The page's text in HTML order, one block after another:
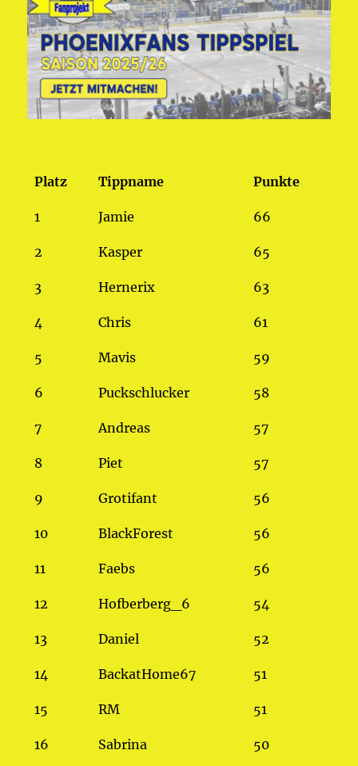
Platz Tippname Punkte
1 Jamie 66
2 Kasper 65
3 Hernerix 63
4 Chris 61
5 Mavis 59
6 Puckschlucker 58
7 Andreas 57
8 Piet 57
9 Grotifant 56
10 BlackForest 56
11 Faebs 56
12 Hofberberg_6 54
13 Daniel 52
14 BackatHome67 51
15 RM 51
16 Sabrina 50